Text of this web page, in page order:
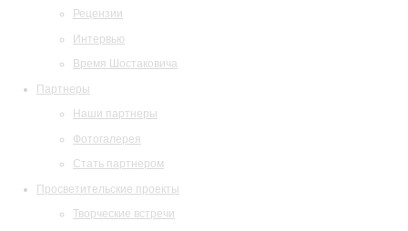
Рецензии
Интервью
Время Шостаковича
Партнеры
Наши партнеры
Фотогалерея
Стать партнером
Просветительские проекты
Творческие встречи